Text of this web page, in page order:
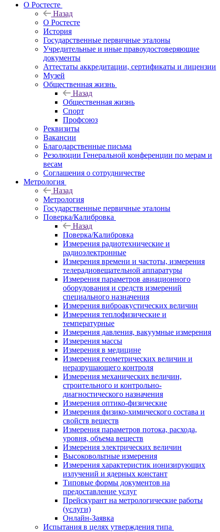
О Ростесте
Назад
О Ростесте
История
Государственные первичные эталоны
Учредительные и иные правоудостоверяющие
документы
Аттестаты аккредитации, сертификаты и лицензии
Музей
Общественная жизнь
Назад
Общественная жизнь
Спорт
Профсоюз
Реквизиты
Вакансии
Благодарственные письма
Резолюции Генеральной конференции по мерам и
весам
Соглашения о сотрудничестве
Метрология
Назад
Метрология
Государственные первичные эталоны
Поверка/Калибровка
Назад
Поверка/Калибровка
Измерения радиотехнические и
радиоэлектронные
Измерения времени и частоты, измерения
телерадиовещательной аппаратуры
Измерения параметров авиационного
оборудования и средств измерений
специального назначения
Измерения виброакустических величин
Измерения теплофизические и
температурные
Измерения давления, вакуумные измерения
Измерения массы
Измерения в медицине
Измерения геометрических величин и
неразрушающего контроля
Измерения механических величин,
строительного и контрольно-
диагностического назначения
Измерения оптико-физические
Измерения физико-химического состава и
свойств веществ
Измерения параметров потока, расхода,
уровня, объема веществ
Измерения электрических величин
Высоковольтные измерения
Измерения характеристик ионизирующих
излучений и ядерных констант
Типовые формы документов на
предоставление услуг
Прейскурант на метрологические работы
(услуги)
Онлайн-Заявка
Испытания в целях утверждения типа